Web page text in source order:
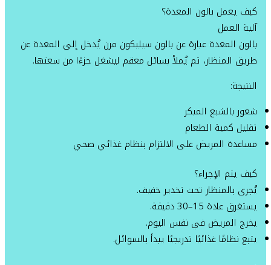
كيف يعمل بالون المعدة؟
آلية العمل
بالون المعدة عبارة عن بالون سيليكون مرن يُدخل إلى المعدة عن
طريق المنظار، ثم يُملأ بسائل معقم ليشغل جزءًا من سعتها.
النتيجة:
شعور بالشبع المبكر
تقليل كمية الطعام
مساعدة المريض على الالتزام بنظام غذائي صحي
كيف يتم الإجراء؟
يُجرى بالمنظار تحت تخدير خفيف.
يستغرق عادة 15–30 دقيقة.
يخرج المريض في نفس اليوم.
يتبع نظامًا غذائيًا تدريجيًا يبدأ بالسوائل.